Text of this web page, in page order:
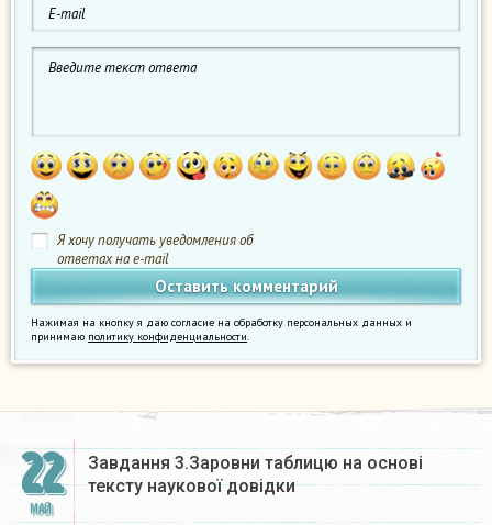
Я хочу получать уведомления об
ответах на e-mail
Нажимая на кнопку я даю согласие на обработку персональных данных и
принимаю политику конфиденциальности.
22
МАЙ
Завдання 3.Заровни таблицю на основі
тексту наукової довідки